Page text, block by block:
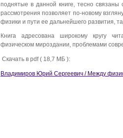
поднятые в данной книге, тесно
рассмотрения позволяет по-новому
физики и пути ее дальнейшего развития,
Книга адресована широкому кругу
физическом мироздании, проблемами
Скачать в pdf ( 18,7 МБ ):
Владимиров Юрий Сергеевич / Между